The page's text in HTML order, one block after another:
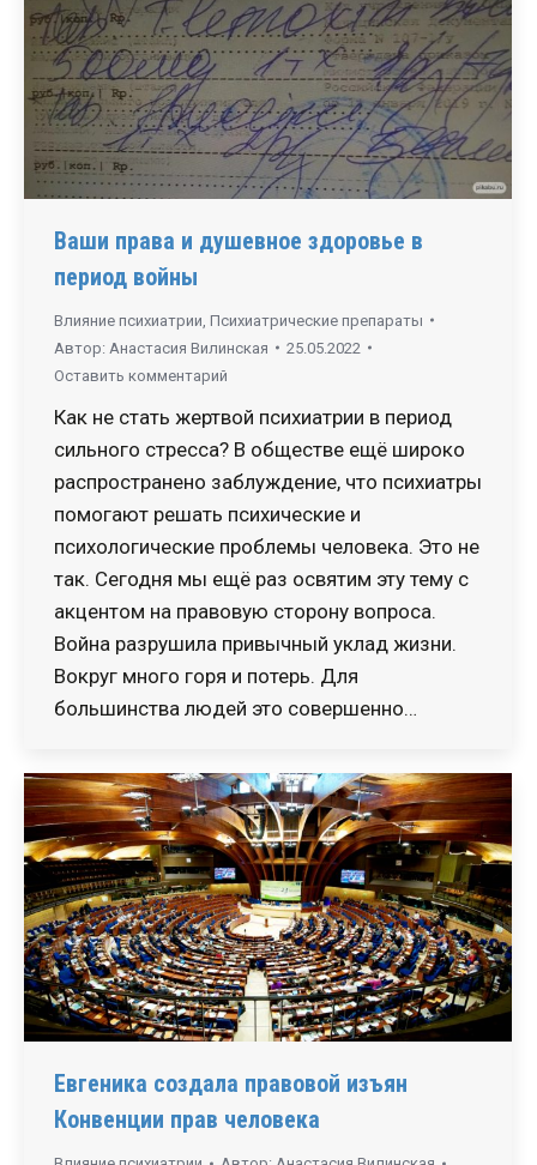
Ваши права и душевное здоровье в
период войны
Влияние психиатрии Психиатрические препараты
Автор: Анастасия Вилинская
25.05.2022
Оставить комментарий
Как не стать жертвой психиатрии в период
сильного стресса? В обществе ещё широко
распространено заблуждение, что психиатры
помогают решать психические и
психологические проблемы человека. Это не
так. Сегодня мы ещё раз освятим эту тему с
акцентом на правовую сторону вопроса.
Война разрушила привычный уклад жизни.
Вокруг много горя и потерь. Для
большинства людей это совершенно…
Евгеника создала правовой изъян
Конвенции прав человека